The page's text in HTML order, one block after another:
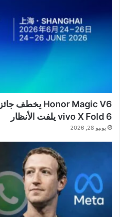
vivo X Fold 6 يلفت الأنظار
يونيو 28, 2026